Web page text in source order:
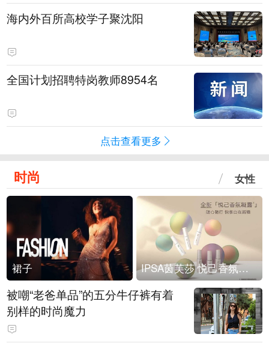
海内外百所高校学子聚沈阳
全国计划招聘特岗教师8954名
点击查看更多
时尚 女性
裙子 IPSA茵芙莎 悦己香氛凝露上市
被嘲“老爸单品”的五分牛仔裤有着
别样的时尚魔力